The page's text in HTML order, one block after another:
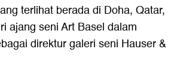
terlihat berada di Doha, Qatar,
ajang seni Art Basel dalam
direktur galeri seni Hauser &